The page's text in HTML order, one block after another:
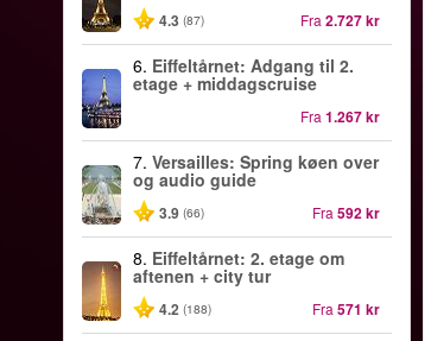
4.3 (87) Fra 2.727 kr
6. Eiffeltårnet: Adgang til 2.
etage + middagscruise
Fra 1.267 kr
7. Versailles: Spring køen over
og audio guide
3.9 (66) Fra 592 kr
8. Eiffeltårnet: 2. etage om
aftenen + city tur
4.2 (188) Fra 571 kr